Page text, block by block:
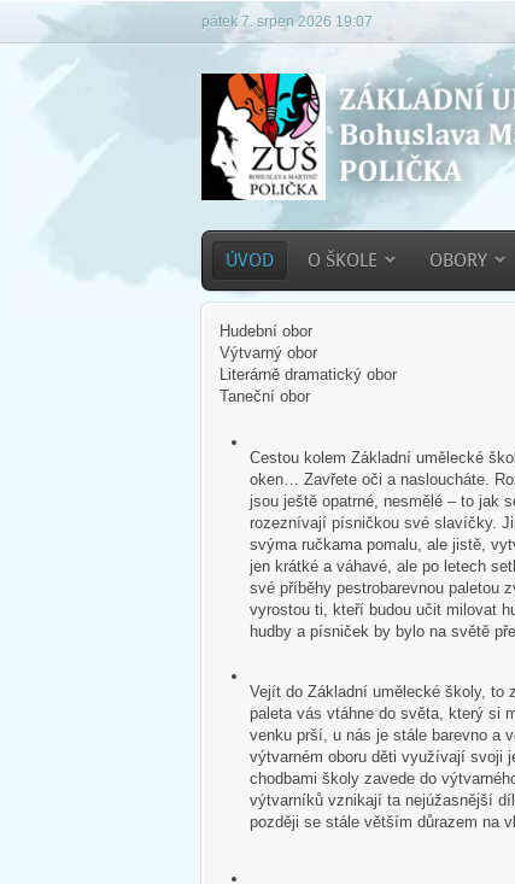
pátek 7. srpen 2026 19:07
ÚVOD O ŠKOLE OBORY
Hudební obor
Výtvarný obor
Literárně dramatický obor
Taneční obor
Cestou kolem Základní umělecké
oken… Zavřete oči a nasloucháte.
jsou ještě opatrné, nesmělé – to jak
rozeznívají písničkou své slavíčky.
svýma ručkama pomalu, ale jistě,
jen krátké a váhavé, ale po letech
své příběhy pestrobarevnou paletou
vyrostou ti, kteří budou učit milovat
hudby a písniček by bylo na světě
Vejít do Základní umělecké školy, to
paleta vás vtáhne do světa, který si
venku prší, u nás je stále barevno a
výtvarném oboru děti využívají svoji
chodbami školy zavede do
výtvarníků vznikají ta nejúžasnější
později se stále větším důrazem na